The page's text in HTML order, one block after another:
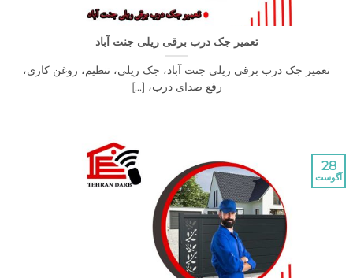
تعمیر جک درب برقی ریلی جنت آباد
جک درب برقی ریلی جنت آباد، جک ریلی، تنظیم، روغن کاری،
رفع صدای درب، [...]